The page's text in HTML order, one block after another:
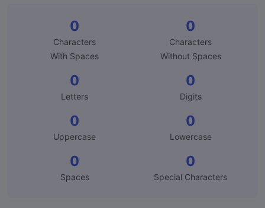
0
Characters
With Spaces
0
Characters
Without Spaces
0
Letters
0
Digits
0
Uppercase
0
Lowercase
0
Spaces
0
Special Characters